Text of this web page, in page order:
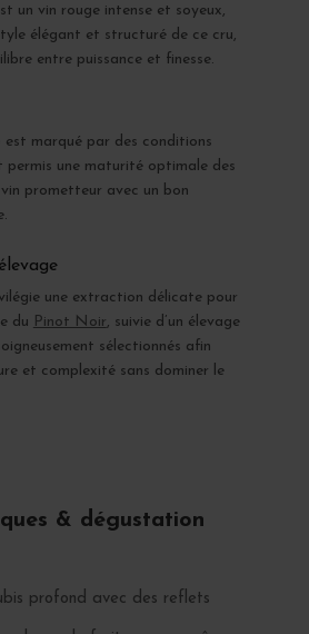
un vin rouge intense et soyeux,
élégant et structuré de ce cru,
entre puissance et finesse.
est marqué par des conditions
permis une maturité optimale des
prometteur avec un bon
une extraction délicate pour
du Pinot Noir, suivie d’un élevage
sélectionnés afin
et complexité sans dominer le
& dégustation
profond avec des reflets